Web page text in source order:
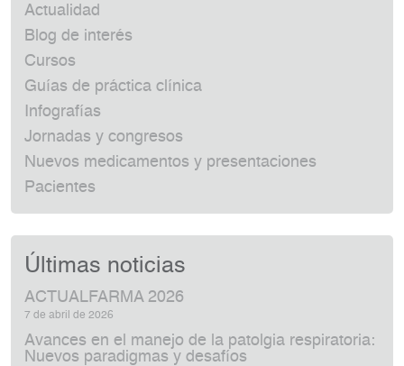
Actualidad
Blog de interés
Cursos
Guías de práctica clínica
Infografías
Jornadas y congresos
Nuevos medicamentos y presentaciones
Pacientes
Últimas noticias
ACTUALFARMA 2026
7 de abril de 2026
Avances en el manejo de la patolgia respiratoria:
Nuevos paradigmas y desafíos